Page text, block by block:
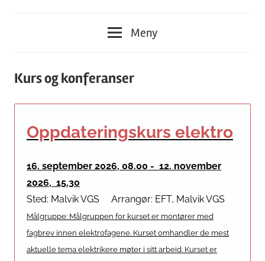
Meny
Kurs og konferanser
Oppdateringskurs elektro
16. september 2026, 08.00 - 12. november
2026, 15.30
Sted: Malvik VGS
Arrangør: EFT, Malvik VGS
Målgruppe: Målgruppen for kurset er montører med
fagbrev innen elektrofagene. Kurset omhandler de mest
aktuelle tema elektrikere møter i sitt arbeid. Kurset er